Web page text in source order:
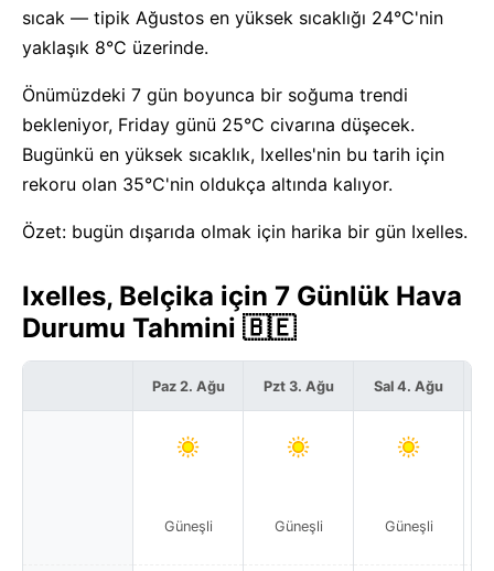
sıcak — tipik Ağustos en yüksek sıcaklığı 24°C'nin
yaklaşık 8°C üzerinde.
Önümüzdeki 7 gün boyunca bir soğuma trendi
bekleniyor, Friday günü 25°C civarına düşecek.
Bugünkü en yüksek sıcaklık, Ixelles'nin bu tarih için
rekoru olan 35°C'nin oldukça altında kalıyor.
Özet: bugün dışarıda olmak için harika bir gün Ixelles.
Ixelles, Belçika için 7 Günlük Hava
Durumu Tahmini 🇧🇪
Paz 2. Ağu
Güneşli
Pzt 3. Ağu
Güneşli
Sal 4. Ağu
Güneşli